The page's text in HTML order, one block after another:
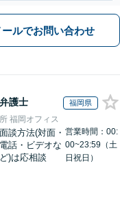
ールでお問い合わせ
弁護士 福岡県
福岡オフィス
面談方法(対面・
電話・ビデオな
ど)は応相談
営業時間：00:
00~23:59（土
日祝日）